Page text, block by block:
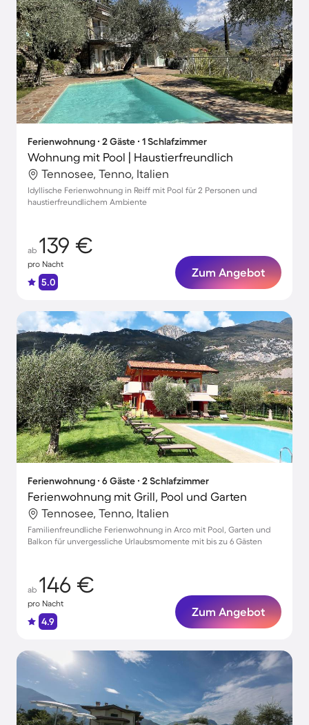
Ferienwohnung ∙ 2 Gäste ∙ 1 Schlafzimmer
Wohnung mit Pool | Haustierfreundlich
Tennosee, Tenno, Italien
Idyllische Ferienwohnung in Reiff mit Pool für 2 Personen und
haustierfreundlichem Ambiente
ab 139 €
pro Nacht
5.0
Zum Angebot
Ferienwohnung ∙ 6 Gäste ∙ 2 Schlafzimmer
Ferienwohnung mit Grill, Pool und Garten
Tennosee, Tenno, Italien
Familienfreundliche Ferienwohnung in Arco mit Pool, Garten und
Balkon für unvergessliche Urlaubsmomente mit bis zu 6 Gästen
ab 146 €
pro Nacht
4.9
Zum Angebot